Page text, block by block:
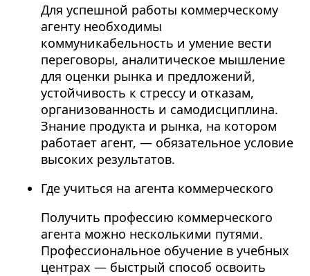
Для успешной работы коммерческому
агенту необходимы
коммуникабельность и умение вести
переговоры, аналитическое мышление
для оценки рынка и предложений,
устойчивость к стрессу и отказам,
организованность и самодисциплина.
Знание продукта и рынка, на котором
работает агент, — обязательное условие
высоких результатов.
Где учиться на агента коммерческого
Получить профессию коммерческого
агента можно несколькими путями.
Профессиональное обучение в учебных
центрах — быстрый способ освоить